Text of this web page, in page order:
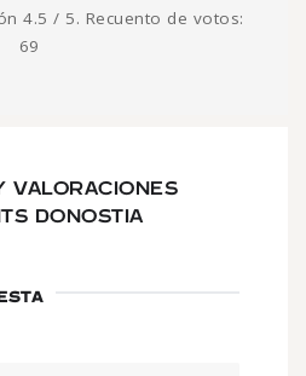
4.5 / 5. Recuento de votos:
69
VALORACIONES
DONOSTIA